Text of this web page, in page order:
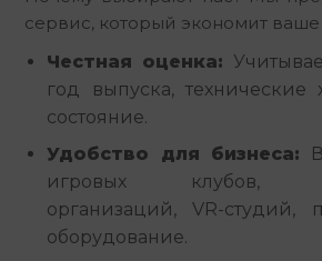
сервис, который экономит
Честная оценка:
год выпуска, технические
состояние.
Удобство для бизнеса:
игровых клубов,
организаций, VR-студий,
оборудование.